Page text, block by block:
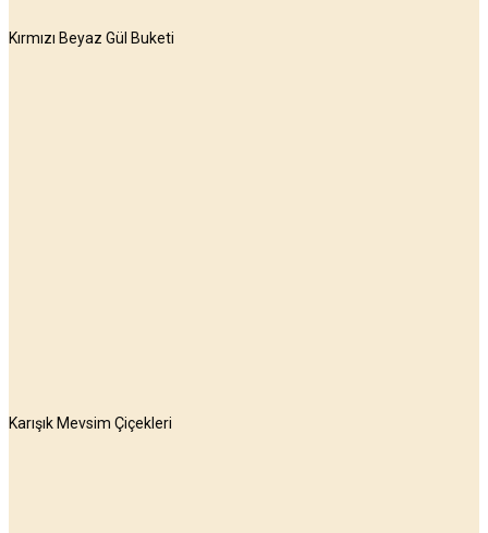
Kırmızı Beyaz Gül Buketi
Karışık Mevsim Çiçekleri